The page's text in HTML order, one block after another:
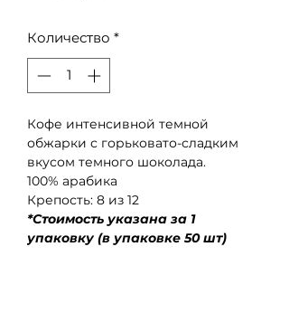
Количество *
Кофе интенсивной темной
обжарки с горьковато-сладким
вкусом темного шоколада.
100% арабика
Крепость: 8 из 12
*Стоимость указана за 1
упаковку (в упаковке 50 шт)